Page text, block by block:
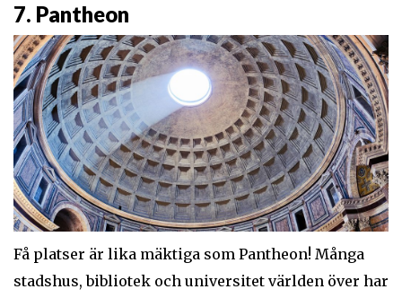
7. Pantheon
Få platser är lika mäktiga som Pantheon! Många
stadshus, bibliotek och universitet världen över har